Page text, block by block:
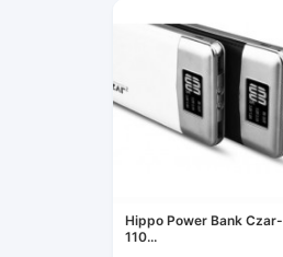
Hippo Power Bank Czar-
110...